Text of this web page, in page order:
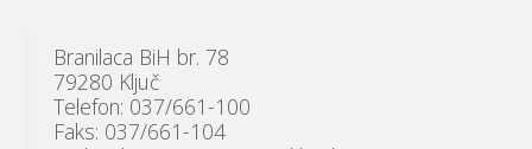
Branilaca BiH br. 78
79280 Ključ
Telefon: 037/661-100
Faks: 037/661-104